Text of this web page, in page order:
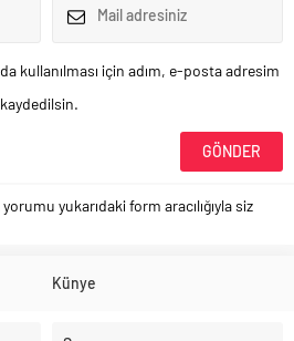
kullanılması için adım, e-posta adresim
yukarıdaki form aracılığıyla siz
Künye